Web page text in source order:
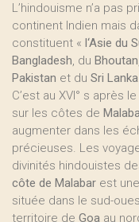
L’hindouisme n’a pas
continent Indien mais
constituent « l‘Asie du
Bangladesh, du Bhoutan
Pakistan et du Sri Lanka
C’est au XVI° s après
sur les côtes de
augmenter dans les
précieuses. Les
divinités hindouistes
côte de Malabar est
située dans le sud-
territoire de Goa au